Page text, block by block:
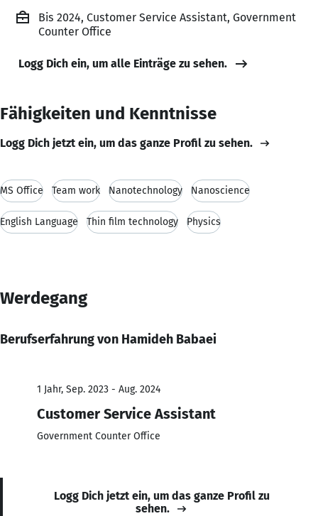
Bis 2024, Customer Service Assistant, Government
Counter Office
Logg Dich ein, um alle Einträge zu sehen.
Fähigkeiten und Kenntnisse
Logg Dich jetzt ein, um das ganze Profil zu sehen.
MS Office Team work Nanotechnology Nanoscience
English Language Thin film technology Physics
Werdegang
Berufserfahrung von Hamideh Babaei
1 Jahr, Sep. 2023 - Aug. 2024
Customer Service Assistant
Government Counter Office
Logg Dich jetzt ein, um das ganze Profil zu
sehen.